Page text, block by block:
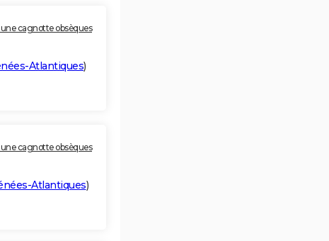
cagnotte obsèques
Atlantiques)
cagnotte obsèques
Atlantiques)